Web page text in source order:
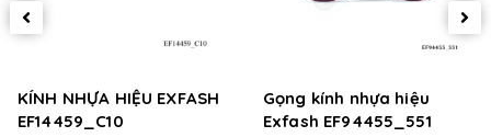
KÍNH NHỰA HIỆU EXFASH
EF14459_C10
Gọng kính nhựa hiệu
Exfash EF94455_551